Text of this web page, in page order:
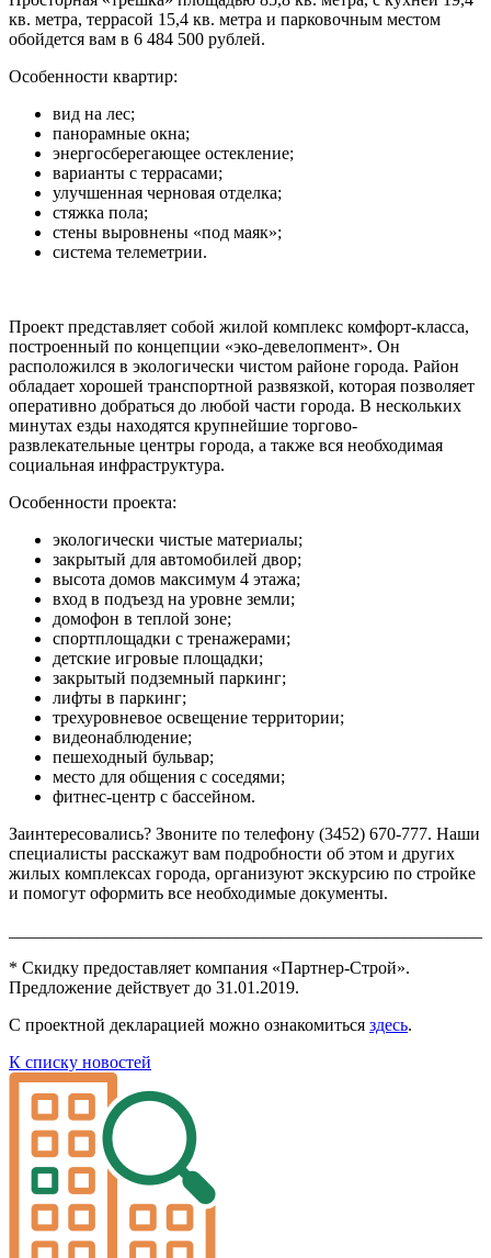
кв. метра, террасой 15,4 кв. метра и парковочным местом
обойдется вам в 6 484 500 рублей.
Особенности квартир:
вид на лес;
панорамные окна;
энергосберегающее остекление;
варианты с террасами;
улучшенная черновая отделка;
стяжка пола;
стены выровнены «под маяк»;
система телеметрии.
Проект представляет собой жилой комплекс комфорт-класса,
построенный по концепции «эко-девелопмент». Он
расположился в экологически чистом районе города. Район
обладает хорошей транспортной развязкой, которая позволяет
оперативно добраться до любой части города. В нескольких
минутах езды находятся крупнейшие торгово-
развлекательные центры города, а также вся необходимая
социальная инфраструктура.
Особенности проекта:
экологически чистые материалы;
закрытый для автомобилей двор;
высота домов максимум 4 этажа;
вход в подъезд на уровне земли;
домофон в теплой зоне;
спортплощадки с тренажерами;
детские игровые площадки;
закрытый подземный паркинг;
лифты в паркинг;
трехуровневое освещение территории;
видеонаблюдение;
пешеходный бульвар;
место для общения с соседями;
фитнес-центр с бассейном.
Заинтересовались? Звоните по телефону (3452) 670-777. Наши
специалисты расскажут вам подробности об этом и других
жилых комплексах города, организуют экскурсию по стройке
и помогут оформить все необходимые документы.
* Скидку предоставляет компания «Партнер-Строй».
Предложение действует до 31.01.2019.
С проектной декларацией можно ознакомиться здесь.
К списку новостей